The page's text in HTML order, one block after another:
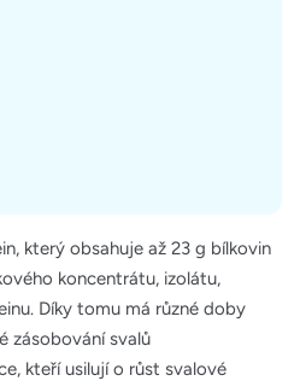
který obsahuje až 23 g bílkovin
koncentrátu, izolátu,
Díky tomu má různé doby
zásobování svalů
kteří usilují o růst svalové